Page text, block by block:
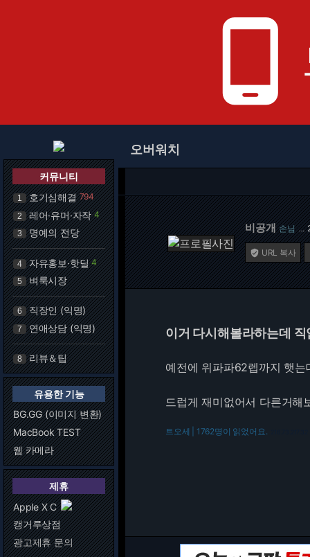
phone_android
커뮤니티
1 호기심해결 794
2 레어·유머·자작 4
3 명예의 전당
4 자유홍보·핫딜 4
5 벼룩시장
6 직장인 (익명)
7 연애상담 (익명)
8 리뷰＆팁
유용한 기능
BG.GG (이미지 변환)
MacBook TEST
웹 카메라
제휴
Apple X C
캥거루상점
광고제휴 문의
오버워치
비공개 손님 …
 URL 복사
이거 다시해볼라하는데
예전에 위파파62렙까지 햇는
드럽게 재미없어서 다른거해
트오세 | 1762명이 읽었어요.